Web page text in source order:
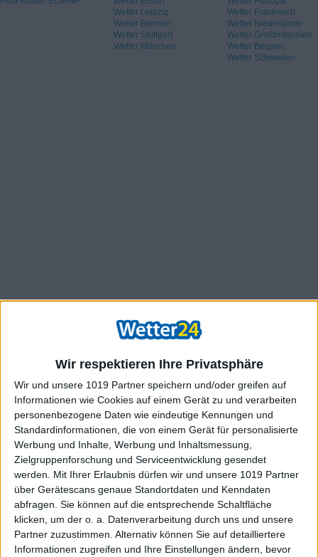
Wir respektieren Ihre Privatsphäre
Wir und unsere 1019 Partner speichern und/oder greifen auf
Informationen wie Cookies auf einem Gerät zu und verarbeiten
personenbezogene Daten wie eindeutige Kennungen und
Standardinformationen, die von einem Gerät für personalisierte
Werbung und Inhalte, Werbung und Inhaltsmessung,
Zielgruppenforschung und Serviceentwicklung gesendet
werden.
Mit Ihrer Erlaubnis dürfen wir und unsere 1019 Partner
über Gerätescans genaue Standortdaten und Kenndaten
abfragen. Sie können auf die entsprechende Schaltfläche
klicken, um der o. a. Datenverarbeitung durch uns und unsere
Partner zuzustimmen. Alternativ können Sie auf detailliertere
Informationen zugreifen und Ihre Einstellungen ändern, bevor
Wetter Leipzig
Wetter Bremen
Wetter Stuttgart
Wetter München
Wetter Frankreich
Wetter Niederlande
Wetter Großbritannien
Wetter Belgien
Wetter Schweden